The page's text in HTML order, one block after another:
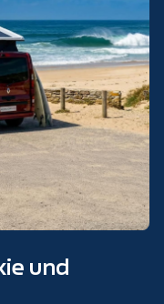
und